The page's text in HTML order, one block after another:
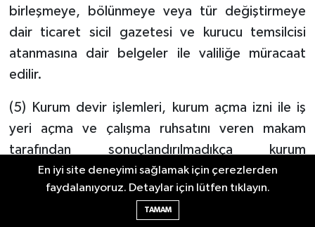
birleşmeye, bölünmeye veya tür değiştirmeye
dair ticaret sicil gazetesi ve kurucu temsilcisi
atanmasına dair belgeler ile valiliğe müracaat
edilir.
(5) Kurum devir işlemleri, kurum açma izni ile iş
yeri açma ve çalışma ruhsatını veren makam
tarafından sonuçlandırılmadıkça kurum
devredilmiş sayılmaz.
(6) Kurucusu tüzel kişi olan kurumlarda kurucu
En iyi site deneyimi sağlamak için çerezlerden
faydalanıyoruz. Detaylar için lütfen tıklayın.
TAMAM